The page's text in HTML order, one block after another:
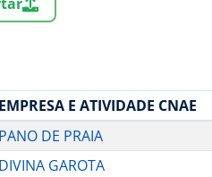
EMPRESA E ATIVIDADE CNAE
PANO DE PRAIA
DIVINA GAROTA